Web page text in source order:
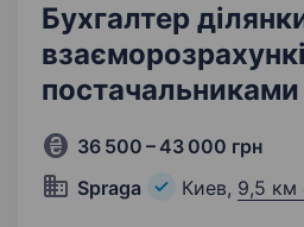
Бухгалтер
постачальниками
36 500 – 43 000 грн
Spraga
Киев, 9,5 км